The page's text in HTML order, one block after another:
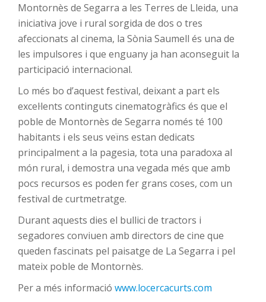
Montornès de Segarra a les Terres de Lleida, una
iniciativa jove i rural sorgida de dos o tres
afeccionats al cinema, la Sònia Saumell és una de
les impulsores i que enguany ja han aconseguit la
participació internacional.
Lo més bo d’aquest festival, deixant a part els
excel·lents continguts cinematogràfics és que el
poble de Montornès de Segarra només té 100
habitants i els seus veïns estan dedicats
principalment a la pagesia, tota una paradoxa al
món rural, i demostra una vegada més que amb
pocs recursos es poden fer grans coses, com un
festival de curtmetratge.
Durant aquests dies el bullici de tractors i
segadores conviuen amb directors de cine que
queden fascinats pel paisatge de La Segarra i pel
mateix poble de Montornès.
Per a més informació www.locercacurts.com